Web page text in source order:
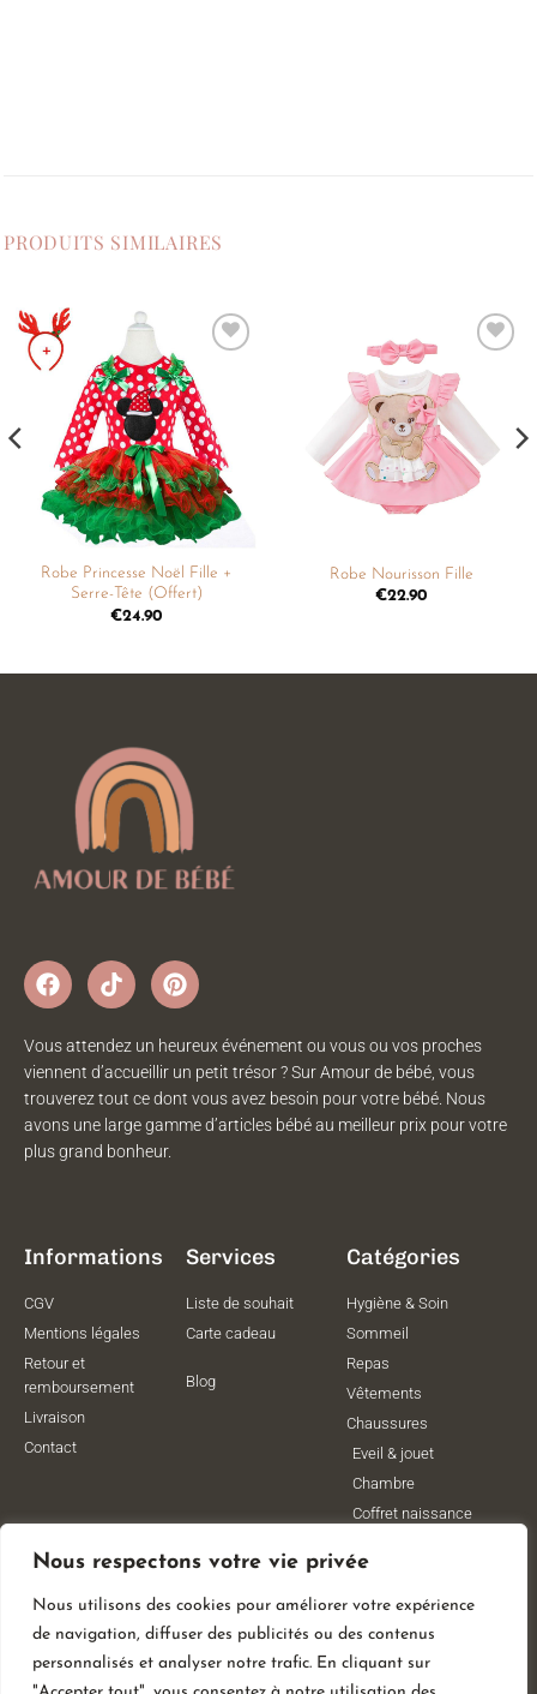
Nous respectons votre vie privée
Nous utilisons des cookies pour améliorer votre expérience
de navigation, diffuser des publicités ou des contenus
personnalisés et analyser notre trafic. En cliquant sur
PRODUITS SIMILAIRES
liste de
souhaits
Robe Princesse Noël Fille +
Serre-Tête (Offert)
€24.90
souhaits
Robe Nourisson Fille
€22.90
Vous attendez un heureux événement ou vous ou vos proches
viennent d’accueillir un petit trésor ? Sur Amour de bébé, vous
trouverez tout ce dont vous avez besoin pour votre bébé. Nous
avons une large gamme d’articles bébé au meilleur prix pour votre
plus grand bonheur.
Informations
CGV
Mentions légales
Retour et
remboursement
Livraison
Contact
Services
Liste de souhait
Carte cadeau
Blog
Catégories
Hygiène & Soin
Sommeil
Repas
Vêtements
Chaussures
Eveil & jouet
Chambre
Coffret naissance
Vêtements de
grossesse
Lithothérapie
Poussettes